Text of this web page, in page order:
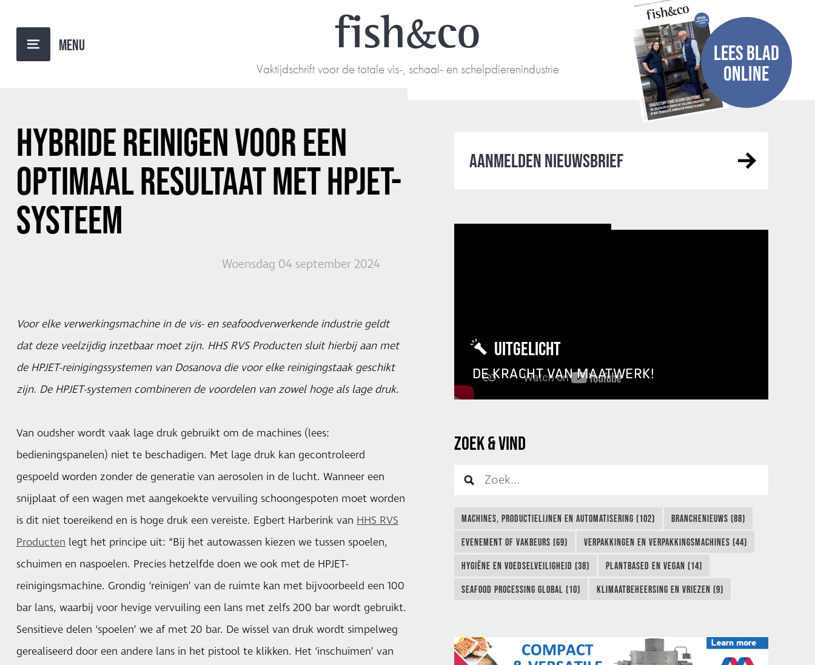
fishco
Vaktijdschrift voor de totale vis-, schaal- en schelpdierenindustrie
LEES BLAD
ONLINE
HYBRIDE REINIGEN VOOR EEN
OPTIMAAL RESULTAAT MET HPJET-
SYSTEEM
Woensdag 04 september 2024
Voor elke verwerkingsmachine in de vis- en seafoodverwerkende industrie geldt
dat deze veelzijdig inzetbaar moet zijn. HHS RVS Producten sluit hierbij aan met
de HPJET-reinigingssystemen van Dosanova die voor elke reinigingstaak geschikt
zijn. De HPJET-systemen combineren de voordelen van zowel hoge als lage druk.
Van oudsher wordt vaak lage druk gebruikt om de machines (lees:
bedieningspanelen) niet te beschadigen. Met lage druk kan gecontroleerd
gespoeld worden zonder de generatie van aerosolen in de lucht. Wanneer een
snijplaat of een wagen met aangekoekte vervuiling schoongespoten moet worden
is dit niet toereikend en is hoge druk een vereiste. Egbert Harberink van HHS RVS
Producten legt het principe uit: “Bij het autowassen kiezen we tussen spoelen,
schuimen en naspoelen. Precies hetzelfde doen we ook met de HPJET-
reinigingsmachine. Grondig ‘reinigen’ van de ruimte kan met bijvoorbeeld een 100
bar lans, waarbij voor hevige vervuiling een lans met zelfs 200 bar wordt gebruikt.
Sensitieve delen ‘spoelen’ we af met 20 bar. De wissel van druk wordt simpelweg
gerealiseerd door een andere lans in het pistool te klikken. Het ‘inschuimen’ van
AANMELDEN NIEUWSBRIEF
UITGELICHT
DE KRACHT VAN MAATWERK!
ZOEK & VIND
MACHINES, PRODUCTIELIJNEN EN AUTOMATISERING (102) BRANCHENIEUWS (88)
EVENEMENT OF VAKBEURS (69) VERPAKKINGEN EN VERPAKKINGSMACHINES (44)
HYGIËNE EN VOEDSELVEILIGHEID (38) PLANTBASED EN VEGAN (14)
SEAFOOD PROCESSING GLOBAL (10) KLIMAATBEHEERSING EN VRIEZEN (9)